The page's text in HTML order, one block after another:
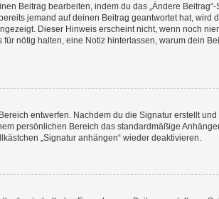
Beitrag bearbeiten, indem du das „Ändere Beitrag“-
jemand auf deinen Beitrag geantwortet hat, wird
Dieser Hinweis erscheint nicht, wenn noch
nötig halten, eine Notiz hinterlassen, warum dein
entwerfen. Nachdem du die Signatur erstellt
persönlichen Bereich das standardmäßige
„Signatur anhängen“ wieder deaktivieren.